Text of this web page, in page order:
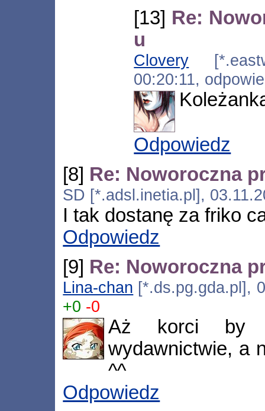
[13] Re:
u
Clovery
00:20:11,
Odpowiedz
[8] Re: Noworoczna
SD [*.adsl.inetia.pl],
I tak dostanę za friko
Odpowiedz
[9] Re: Noworoczna
Lina-chan [*.ds.pg.gda.pl],
+0 -0
Aż korci by
wydawnictwie, a
^^
Odpowiedz